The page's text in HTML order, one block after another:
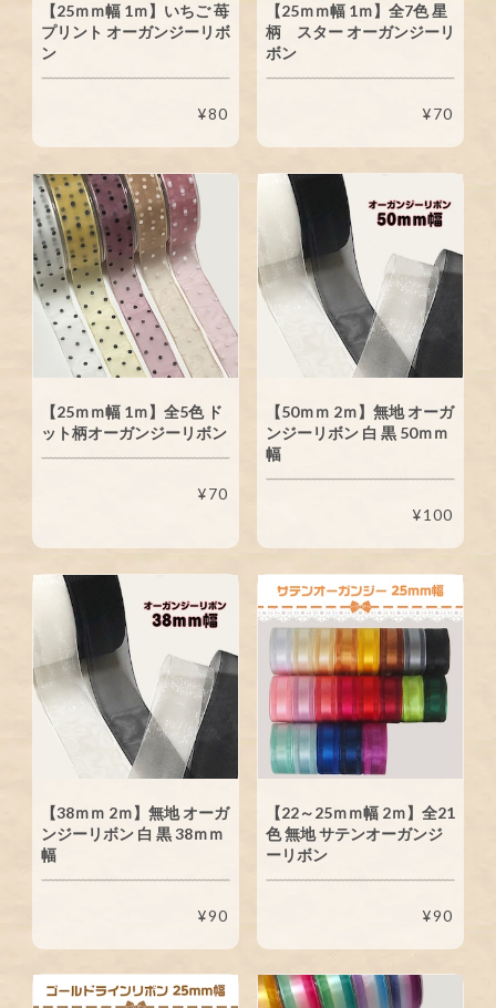
【25ｍｍ幅 1ｍ】いちご 苺
プリント オーガンジーリボ
ン
¥80
【25ｍｍ幅 1ｍ】全7色 星
柄 スター オーガンジーリ
ボン
¥70
【25ｍｍ幅 1ｍ】全5色 ド
ット柄オーガンジーリボン
¥70
【50ｍｍ 2ｍ】無地 オーガ
ンジーリボン 白 黒 50ｍｍ
幅
¥100
【38ｍｍ 2ｍ】無地 オーガ
ンジーリボン 白 黒 38ｍｍ
幅
¥90
【22～25ｍｍ幅 2ｍ】全21
色 無地 サテンオーガンジ
ーリボン
¥90